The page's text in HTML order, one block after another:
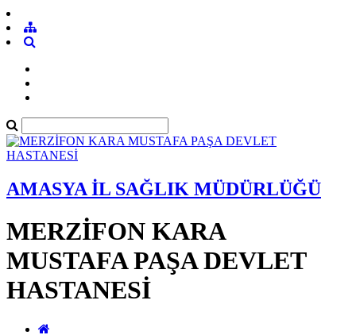
AMASYA İL SAĞLIK MÜDÜRLÜĞÜ
MERZİFON KARA
MUSTAFA PAŞA DEVLET
HASTANESİ